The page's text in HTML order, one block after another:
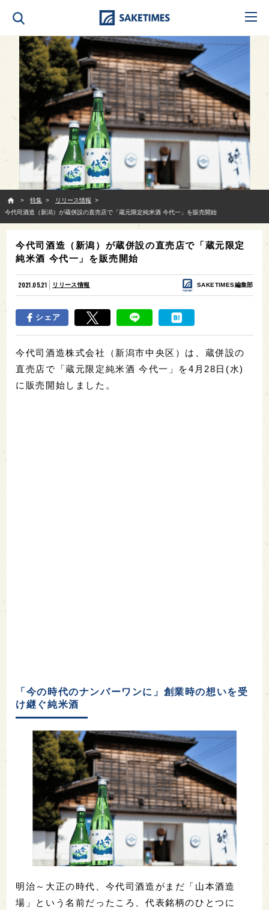
特集
リリース情報
今代司酒造（新潟）が蔵併設の直売店で「蔵元限定純米酒 今代一」を販売開始
今代司酒造（新潟）が蔵併設の直売店で「蔵元限定
純米酒 今代一」を販売開始
2021.05.21 リリース情報 SAKETIMES編集部
シェア
今代司酒造株式会社（新潟市中央区）は、蔵併設の
直売店で「蔵元限定純米酒 今代一」を4月28日(水)
に販売開始しました。
「今の時代のナンバーワンに」創業時の想いを受
け継ぐ純米酒
明治～大正の時代、今代司酒造がまだ「山本酒造
場」という名前だったころ、代表銘柄のひとつに